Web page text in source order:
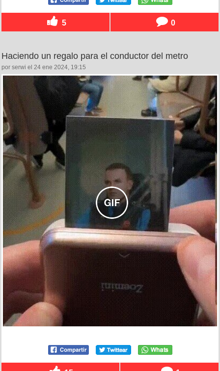
5 0
Haciendo un regalo para el conductor del metro
por serwi el 24 ene 2024, 19:15